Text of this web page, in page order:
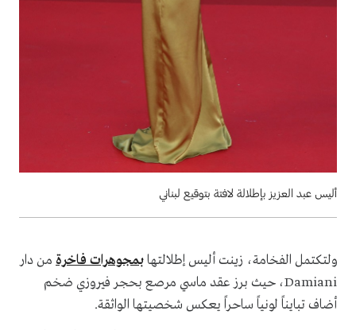
أليس عبد العزيز بإطلالة لافتة بتوقيع لبناني
ولتكتمل الفخامة، زينت أليس إطلالتهابمجوهرات فاخرة من دار
Damiani، حيث برز عقد ماسي مرصع بحجر فيروزي ضخم
أضاف تبايناً لونياً ساحراً يعكس شخصيتها الواثقة.